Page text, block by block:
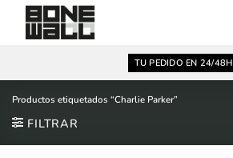
Saltar
contenido
TU PEDIDO EN 24/48H
Productos etiquetados “Charlie Parker”
FILTRAR